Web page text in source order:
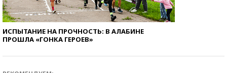
ИСПЫТАНИЕ НА ПРОЧНОСТЬ: В АЛАБИНЕ
ПРОШЛА «ГОНКА ГЕРОЕВ»